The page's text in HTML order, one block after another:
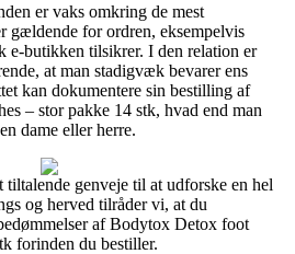
er vaks omkring de mest
gældende for ordren, eksempelvis
e-butikken tilsikrer. I den relation er
at man stadigvæk bevarer ens
kan dokumentere sin bestilling af
– stor pakke 14 stk, hvad end man
dame eller herre.
genveje til at udforske en hel
og herved tilråder vi, at du
af Bodytox Detox foot
forinden du bestiller.